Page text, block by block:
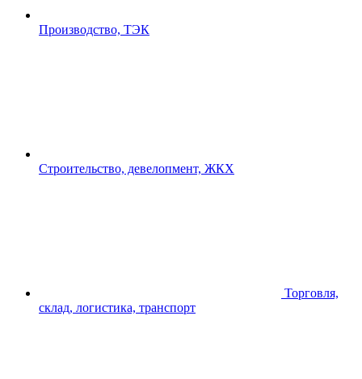
Производство, ТЭК
Строительство, девелопмент, ЖКХ
Торговля,
склад, логистика, транспорт